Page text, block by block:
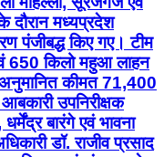
के दौरान मध्यप्रदेश
पंजीबद्ध किए गए। टीम
650 किलो महुआ लाहन
अनुमानित कीमत 71,400
उपनिरीक्षक
बारंगे एवं भावना
डॉ. राजीव प्रसाद